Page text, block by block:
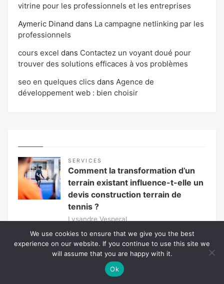
vitrine pour les professionnels et les entreprises
Aymeric Dinand dans La campagne netlinking par les
professionnels
cours excel dans Contactez un voyant doué pour
trouver des solutions efficaces à vos problèmes
seo en quelques clics dans Agence de
développement web : bien choisir
SERVICES
Comment la transformation d’un
terrain existant influence-t-elle un
devis construction terrain de
tennis ?
Lysandre Vesperal
Transformer un espace déjà aménagé en court de
tennis ne revient pas forcément moins cher…
We use cookies to ensure that we give you the best
experience on our website. If you continue to use this site we
will assume that you are happy with it.
Ok